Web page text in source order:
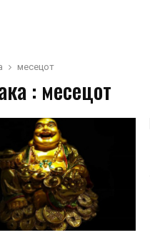
месецот
: месецот